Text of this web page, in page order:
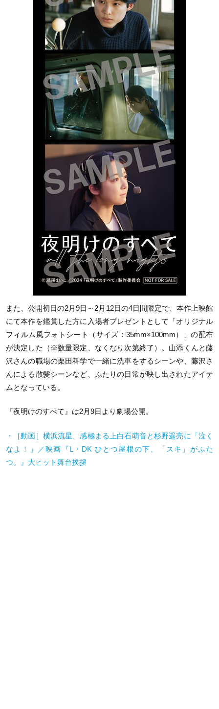
また、公開初日の2月9日～2月12日の4日間限定で、本作上映館
にて本作を鑑賞した方に入場者プレゼントとして「オリジナル
フィルム風フォトシート（サイズ：35mm×100mm）」の配布
が決定した（※数量限定、なくなり次第終了）。山添くんと藤
沢さんの職場の栗田科学で一緒に洗車をするシーンや、藤沢さ
んによる散髪シーンなど、ふたりの日常が映し出されたアイテ
ムとなっている。
『夜明けのすべて』は2月9日より劇場公開。
・［動画］横浜流星、感極まる上白石萌音と杉野遥亮に「泣く
なよ！」／映画『L・ DK ひとつ屋根の下、「スキ」がふた
つ。』大ヒット舞台挨拶